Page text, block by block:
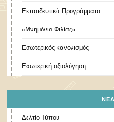
Εκπαιδευτικά Προγράμματα
«Μνημόνιο Φιλίας»
Εσωτερικός κανονισμός
Εσωτερική αξιολόγηση
ΝΕΑ
Δελτίο Τύπου